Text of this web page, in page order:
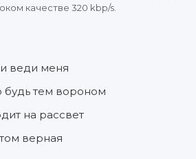
качестве 320 kbp/s.
веди меня
будь тем вороном
на рассвет
верная